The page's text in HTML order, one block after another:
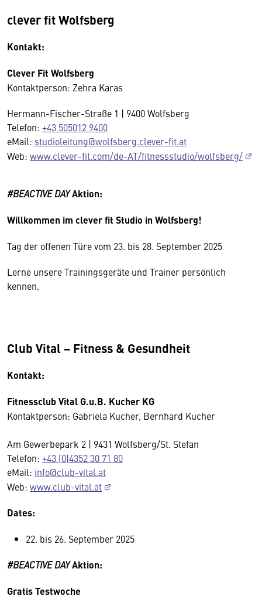
clever fit Wolfsberg
Kontakt:
Clever Fit Wolfsberg
Kontaktperson: Zehra Karas
Hermann-Fischer-Straße 1 | 9400 Wolfsberg
Telefon: +43 505012 9400
eMail: studioleitung@wolfsberg.clever-fit.at
Web: www.clever-fit.com/de-AT/fitnessstudio/wolfsberg/
#BEACTIVE DAYAktion:
Willkommen im clever fit Studio in Wolfsberg!
Tag der offenen Türe vom 23. bis 28. September 2025
Lerne unsere Trainingsgeräte und Trainer persönlich
kennen.
Club Vital − Fitness & Gesundheit
Kontakt:
Fitnessclub Vital G.u.B. Kucher KG
Kontaktperson: Gabriela Kucher, Bernhard Kucher
Am Gewerbepark 2 | 9431 Wolfsberg/St. Stefan
Telefon: +43 (0)4352 30 71 80
eMail: info@club-vital.at
Web: www.club-vital.at
Dates:
22. bis 26. September 2025
#BEACTIVE DAYAktion:
Gratis Testwoche